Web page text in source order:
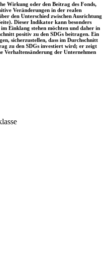
Wirkung oder den Beitrag des Fonds,
Veränderungen in der realen
den Unterschied zwischen Ausrichtung
Dieser Indikator kann besonders
Einklang stehen möchten und daher in
positiv zu den SDGs beitragen. Ein
sicherzustellen, dass im Durchschnitt
zu den SDGs investiert wird; er zeigt
Verhaltensänderung der Unternehmen